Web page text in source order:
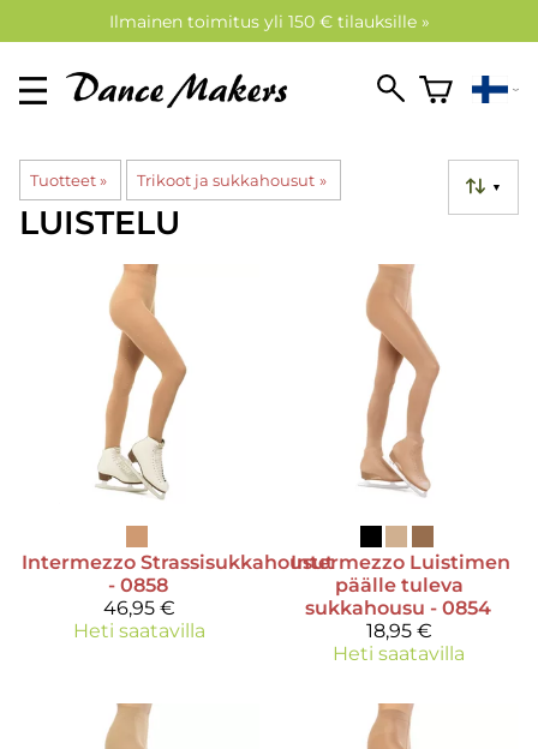
Ilmainen toimitus yli 150 € tilauksille »
Tuotteet‪» Trikoot ja sukkahousut ‪» ▼
LUISTELU
Intermezzo Strassisukkahousut
- 0858
46,95 €
Heti saatavilla
Intermezzo Luistimen
päälle tuleva
sukkahousu - 0854
18,95 €
Heti saatavilla